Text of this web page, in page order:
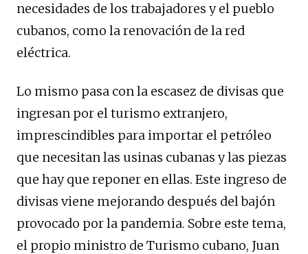
necesidades de los trabajadores y el pueblo
cubanos, como la renovación de la red
eléctrica.
Lo mismo pasa con la escasez de divisas que
ingresan por el turismo extranjero,
imprescindibles para importar el petróleo
que necesitan las usinas cubanas y las piezas
que hay que reponer en ellas. Este ingreso de
divisas viene mejorando después del bajón
provocado por la pandemia. Sobre este tema,
el propio ministro de Turismo cubano, Juan